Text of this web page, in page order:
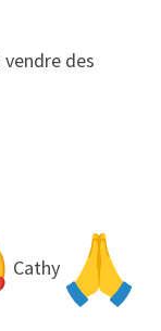
des
Cathy